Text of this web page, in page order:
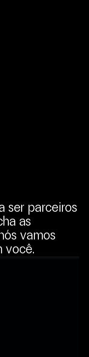
ser parceiros
as
vamos
você.